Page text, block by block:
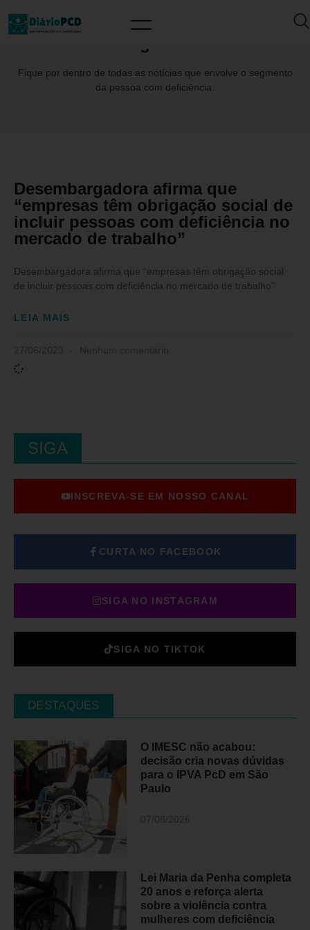
Fique por dentro de todas as notícias que envolve o segmento
da pessoa com deficiência.
Desembargadora afirma que
“empresas têm obrigação social de
incluir pessoas com deficiência no
mercado de trabalho”
Desembargadora afirma que “empresas têm obrigação social
de incluir pessoas com deficiência no mercado de trabalho”
LEIA MAIS
SIGA
INSCREVA-SE EM NOSSO CANAL
CURTA NO FACEBOOK
SIGA NO INSTAGRAM
SIGA NO TIKTOK
DESTAQUES
O IMESC não acabou:
decisão cria novas dúvidas
para o IPVA PcD em São
Paulo
Lei Maria da Penha completa
20 anos e reforça alerta
sobre a violência contra
mulheres com deficiência